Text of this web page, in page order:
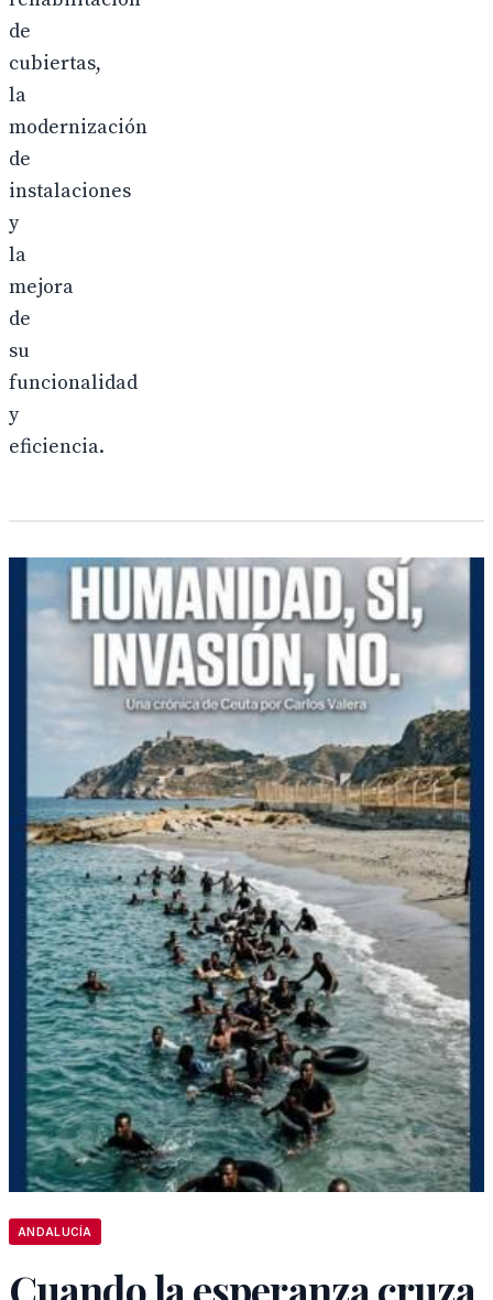
de
cubiertas,
la
modernización
de
instalaciones
y
la
mejora
de
su
funcionalidad
y
eficiencia.
ANDALUCÍA
Cuando la esperanza cruza